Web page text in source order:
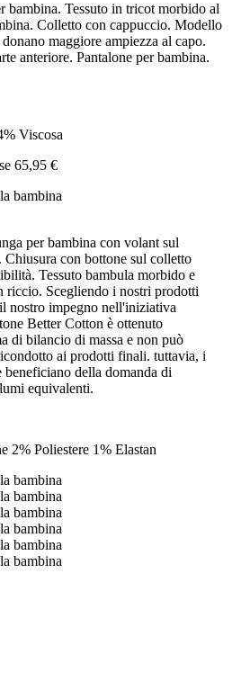
bambina. Tessuto in tricot morbido al
Colletto con cappuccio. Modello
maggiore ampiezza al capo.
anteriore. Pantalone per bambina.
Viscosa
65,95 €
per bambina con volant sul
Chiusura con bottone sul colletto
Tessuto bambula morbido e
riccio. Scegliendo i nostri prodotti
nostro impegno nell'iniziativa
Better Cotton è ottenuto
di bilancio di massa e non può
ai prodotti finali. tuttavia, i
della domanda di
equivalenti.
2% Poliestere 1% Elastan